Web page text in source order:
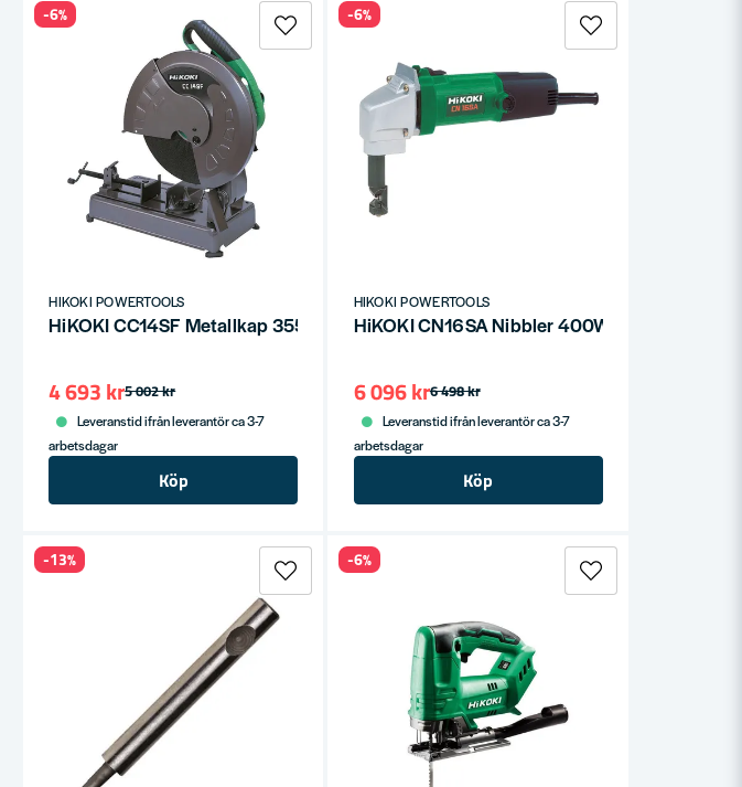
HIKOKI POWERTOOLS
HiKOKI CC14SF Metallkap 355mm 2000W
5 002 kr
4 693 kr
Leveranstid ifrån leverantör ca 3-7
arbetsdagar
Köp
-6%
HIKOKI POWERTOOLS
HiKOKI CN16SA Nibbler 400W
6 498 kr
6 096 kr
Leveranstid ifrån leverantör ca 3-7
arbetsdagar
Köp
-6%
-13% -6%